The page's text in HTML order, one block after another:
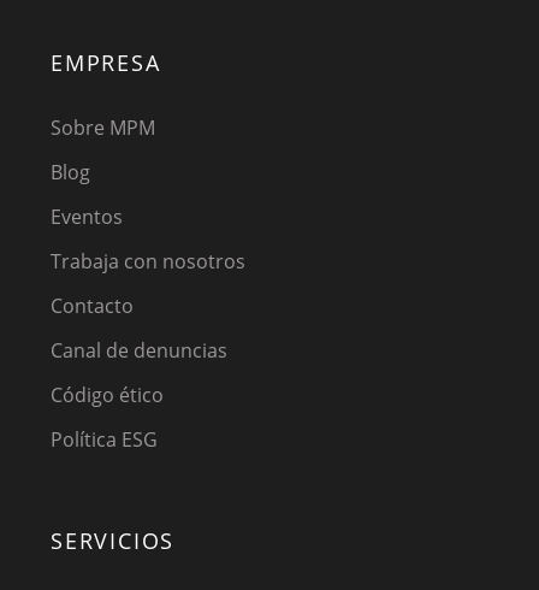
EMPRESA
Sobre MPM
Blog
Eventos
Trabaja con nosotros
Contacto
Canal de denuncias
Código ético
Política ESG
SERVICIOS